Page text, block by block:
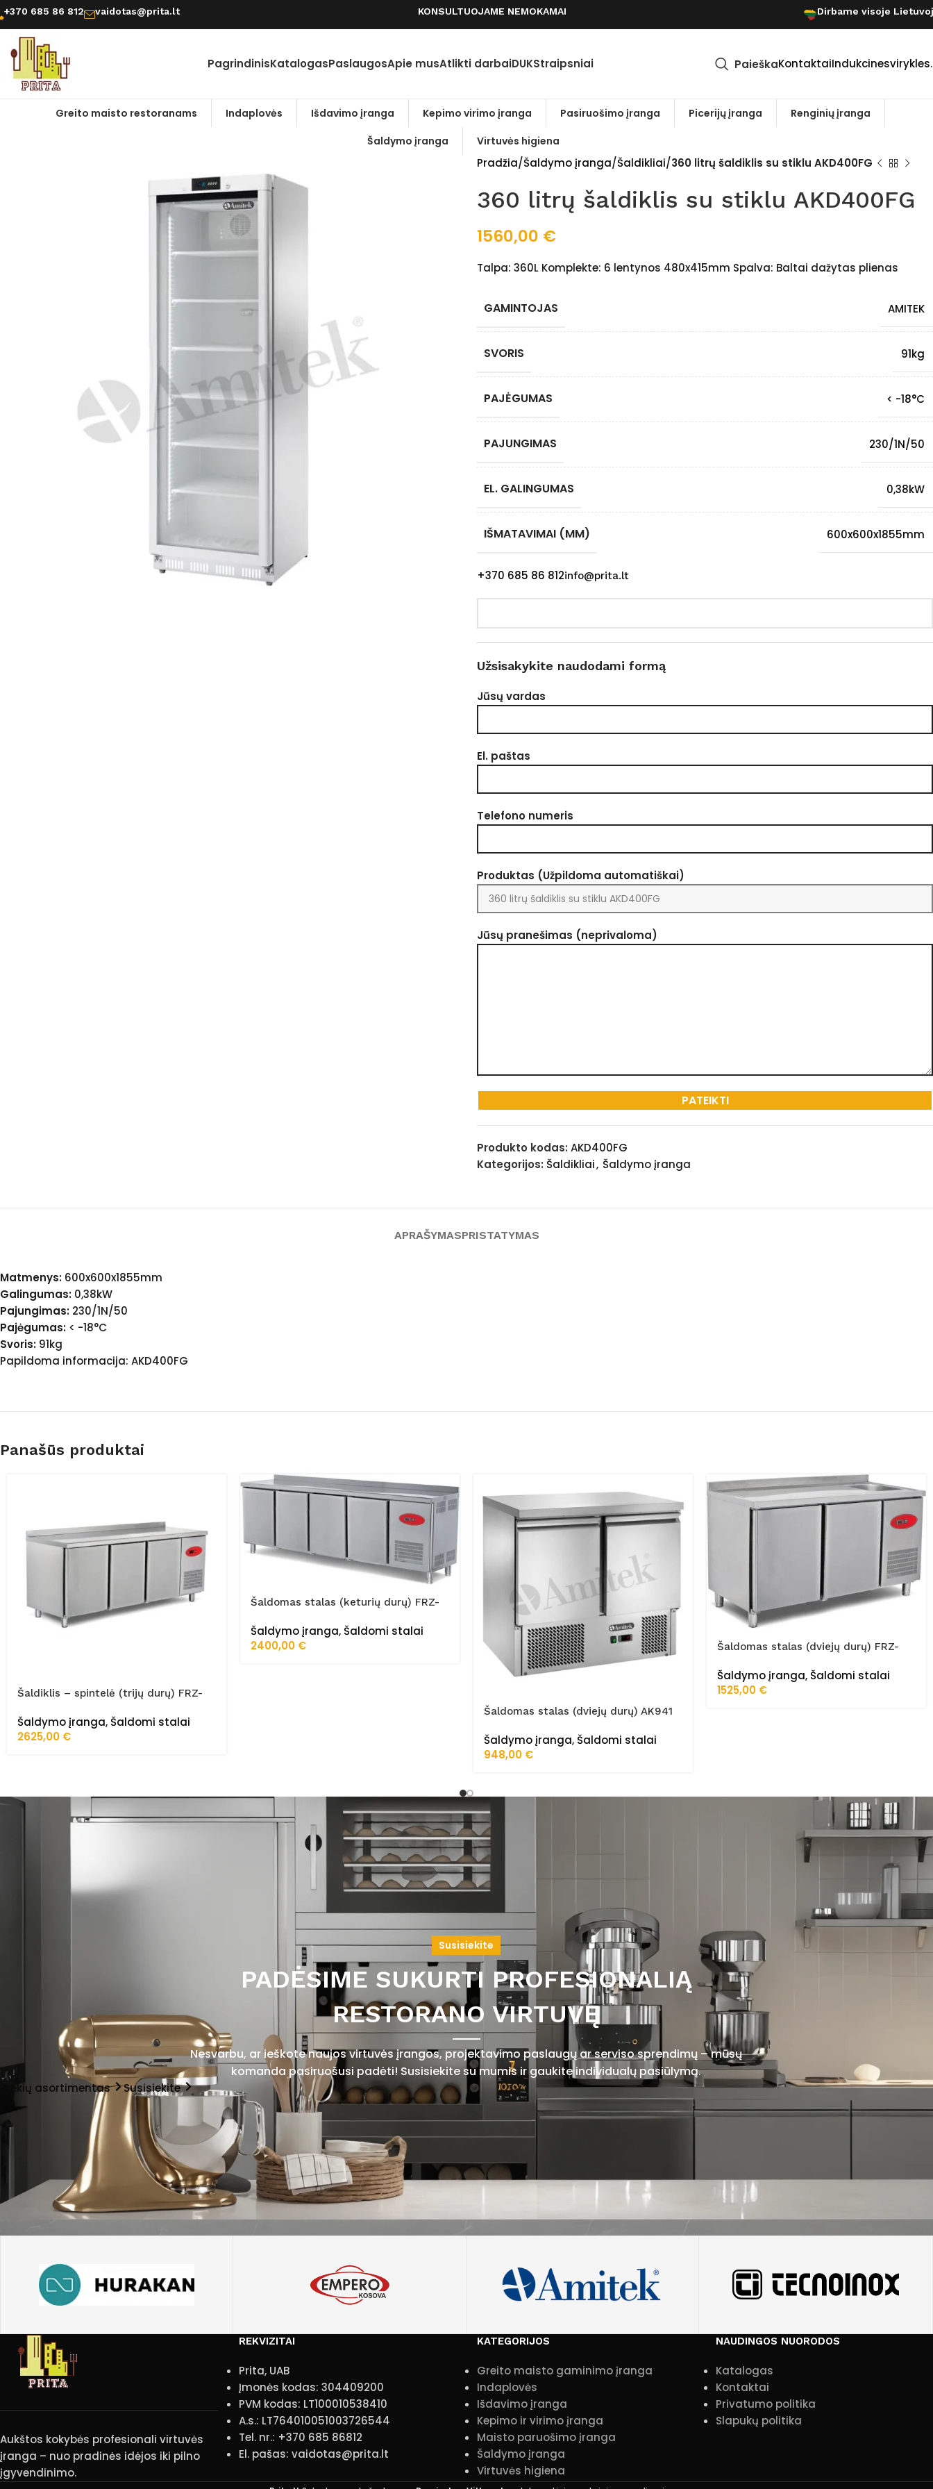
+370 685 86 812 vaidotas@prita.lt KONSULTUOJAME NEMOKAMAI Dirbame visoje
PagrindinisKatalogasPaslaugosApie musAtlikti darbaiDUKStraipsniai PaieškaKontaktai
Greito maisto restoranams Indaplovės Išdavimo įranga Kepimo virimo įranga Pasiruošimo įranga Picerijų įranga
Renginių įranga
Šaldymo įranga
Virtuvės higiena
Pradžia Šaldymo įranga Šaldikliai 360 litrų šaldiklis su stiklu AKD400FG
360 litrų šaldiklis su stiklu AKD400FG
1560,00 €
Talpa: 360L Komplekte: 6 lentynos 480x415mm Spalva: Baltai dažytas plienas
GAMINTOJAS AMITEK
SVORIS 91kg
PAJĖGUMAS < -18°C
PAJUNGIMAS 230/1N/50
EL. GALINGUMAS 0,38kW
IŠMATAVIMAI (MM) 600x600x1855mm
+370 685 86 812info@prita.lt
Užsisakykite naudodami formą
Jūsų vardas
El. paštas
Telefono numeris
Produktas (Užpildoma automatiškai)
Jūsų pranešimas (neprivaloma)
Produkto kodas: AKD400FG
Kategorijos: Šaldikliai, Šaldymo įranga
APRAŠYMASPRISTATYMAS
Matmenys: 600x600x1855mm
Galingumas: 0,38kW
Pajungimas: 230/1N/50
Pajėgumas: < -18°C
Svoris: 91kg
Papildoma informacija: AKD400FG
Panašūs produktai
Šaldiklis – spintelė (trijų durų) FRZ-
Šaldymo įranga, Šaldomi stalai
2625,00 €
Šaldomas stalas (keturių durų) FRZ-
Šaldymo įranga, Šaldomi stalai
2400,00 €
Šaldomas stalas (dviejų durų) AK941
Šaldymo įranga, Šaldomi stalai
948,00 €
Šaldomas stalas (dviejų durų) FRZ-
Šaldymo įranga, Šaldomi stalai
1525,00 €
Susisiekite
PADĖSIME SUKURTI PROFESIONALIĄ
RESTORANO VIRTUVĘ
Nesvarbu, ar ieškote naujos virtuvės įrangos, projektavimo paslaugų ar serviso sprendimų – mūsų
komanda pasiruošusi padėti! Susisiekite su mumis ir gaukite individualų pasiūlymą.
Prekių asortimentas Susisiekite
Aukštos kokybės profesionali virtuvės
įranga – nuo pradinės idėjos iki pilno
įgyvendinimo.
REKVIZITAI
Prita, UAB
Įmonės kodas: 304409200
PVM kodas: LT100010538410
A.s.: LT764010051003726544
Tel. nr.: +370 685 86812
El. pašas: vaidotas@prita.lt
KATEGORIJOS
Greito maisto gaminimo įranga
Indaplovės
Išdavimo įranga
Kepimo ir virimo įranga
Maisto paruošimo įranga
Šaldymo įranga
Virtuvės higiena
NAUDINGOS NUORODOS
Katalogas
Kontaktai
Privatumo politika
Slapukų politika